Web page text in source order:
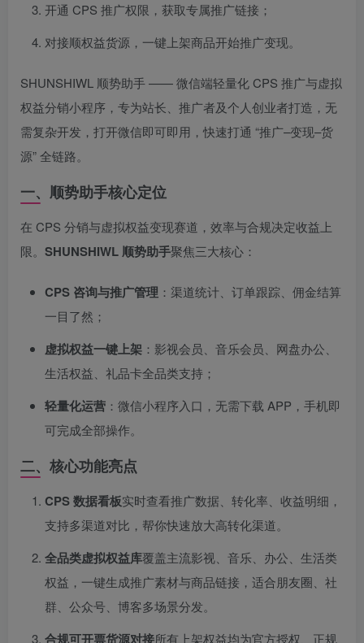
开通 CPS 推广权限，获取专属推广链接；
对接顺权益货源，一键上架商品开始推广变现。
SHUNSHIWL 顺势助手 —— 微信端轻量化 CPS 推广与虚拟
权益分销小程序，专为站长、推广者及个人创业者打造，无
需复杂开发，打开微信即可即用，快速打通 “推广–变现–货
源” 全链路。
一、顺势助手核心定位
在 CPS 分销与虚拟权益变现赛道，效率与合规决定收益上
限。 SHUNSHIWL 顺势助手聚焦三大核心：
CPS 咨询与推广管理 ：渠道统计、订单跟踪、佣金结算
一目了然；
虚拟权益一键上架 ：影视会员、音乐会员、网盘办公、
生活权益、礼品卡全品类支持；
轻量化运营 ：微信小程序入口，无需下载 APP，手机即
可完成全部操作。
二、核心功能亮点
CPS 数据看板实时查看推广数据、转化率、收益明细，
支持多渠道对比，帮你快速放大高转化渠道。
全品类虚拟权益库覆盖主流影视、音乐、办公、生活类
权益，一键生成推广素材与商品链接，适合朋友圈、社
群、公众号、博客多场景分发。
合规可开票货源对接所有上架权益均为官方授权、正规